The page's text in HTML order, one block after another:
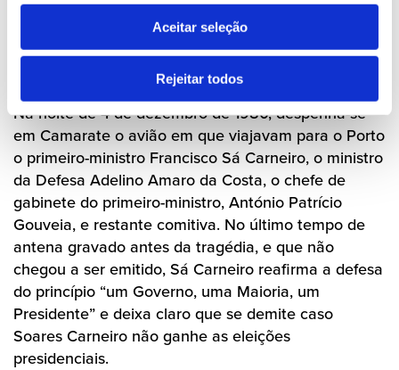
Aceitar seleção
Rejeitar todos
dezembro de 1979, após a dissolução da Assembleia
da República. Conseguida a maioria absoluta da AD
nessas eleições,Sá Carneiro é chamado a formar o
Na noite de 4 de dezembro de 1980, despenha-se
em Camarate o avião em que viajavam para o Porto
o primeiro-ministro Francisco Sá Carneiro, o ministro
da Defesa Adelino Amaro da Costa, o chefe de
gabinete do primeiro-ministro, António Patrício
Gouveia, e restante comitiva. No último tempo de
antena gravado antes da tragédia, e que não
chegou a ser emitido, Sá Carneiro reafirma a defesa
do princípio “um Governo, uma Maioria, um
Presidente” e deixa claro que se demite caso
Soares Carneiro não ganhe as eleições
presidenciais.